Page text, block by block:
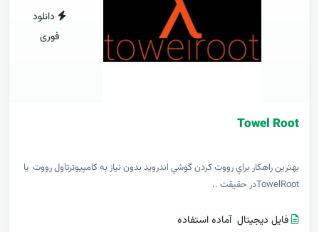
دانلود
فوری
Towel Root
بهترين راهکار براي رووت کردن گوشي اندرويد بدون نياز به کامپيوترتاول رووت يا
TowelRootدر حقيقت ..
فایل دیجیتال آماده استفاده